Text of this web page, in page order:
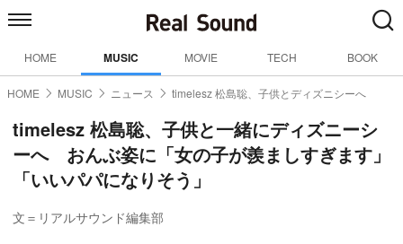
HOME MUSIC MOVIE TECH BOOK
HOME MUSIC ニュース timelesz 松島聡、子供とディズニシーへ
timelesz 松島聡、子供と一緒にディズニーシ
ーへ おんぶ姿に「女の子が羨ましすぎます」
「いいパパになりそう」
文＝リアルサウンド編集部